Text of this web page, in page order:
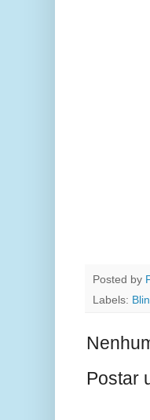
Posted by
Labels:
Postar